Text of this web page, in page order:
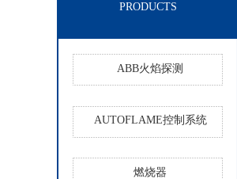
PRODUCTS
ABB火焰探测
AUTOFLAME控制系统
燃烧器